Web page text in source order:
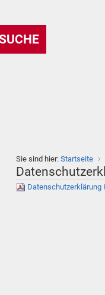
Sie sind hier: Startseite ›